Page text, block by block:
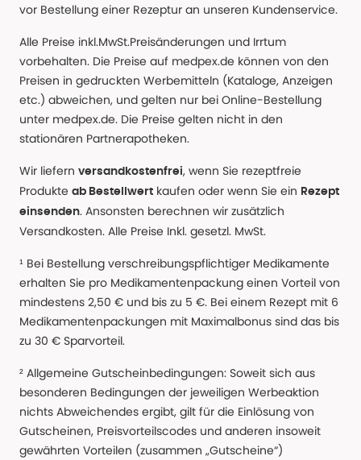
vor Bestellung einer Rezeptur an unseren Kundenservice.
Alle Preise inkl.MwSt.Preisänderungen und Irrtum
vorbehalten. Die Preise auf medpex.de können von den
Preisen in gedruckten Werbemitteln (Kataloge, Anzeigen
etc.) abweichen, und gelten nur bei Online-Bestellung
unter medpex.de. Die Preise gelten nicht in den
stationären Partnerapotheken.
Wir liefern versandkostenfrei, wenn Sie rezeptfreie
Produkte ab Bestellwert kaufen oder wenn Sie ein Rezept
einsenden. Ansonsten berechnen wir zusätzlich
Versandkosten. Alle Preise Inkl. gesetzl. MwSt.
¹ Bei Bestellung verschreibungspflichtiger Medikamente
erhalten Sie pro Medikamentenpackung einen Vorteil von
mindestens 2,50 € und bis zu 5 €. Bei einem Rezept mit 6
Medikamentenpackungen mit Maximalbonus sind das bis
zu 30 € Sparvorteil.
² Allgemeine Gutscheinbedingungen: Soweit sich aus
besonderen Bedingungen der jeweiligen Werbeaktion
nichts Abweichendes ergibt, gilt für die Einlösung von
Gutscheinen, Preisvorteilscodes und anderen insoweit
gewährten Vorteilen (zusammen „Gutscheine“)